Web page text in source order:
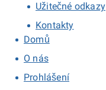
Užitečné odkazy
Kontakty
Domů
O nás
Prohlášení